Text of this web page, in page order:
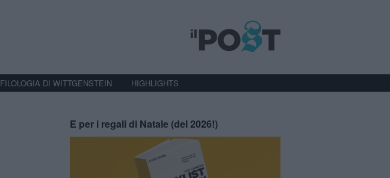
FILOLOGIA DI WITTGENSTEIN HIGHLIGHTS
E per i regali di Natale (del 2026!)